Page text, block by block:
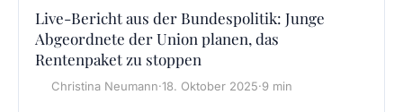
Live-Bericht aus der Bundespolitik: Junge
Abgeordnete der Union planen, das
Rentenpaket zu stoppen
Christina Neumann·18. Oktober 2025·9 min